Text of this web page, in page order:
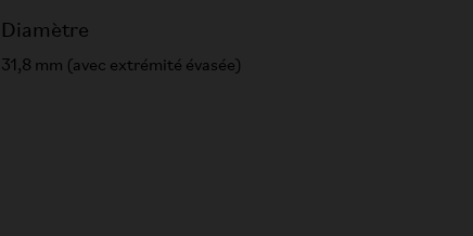
Diamètre
31,8 mm (avec extrémité évasée)